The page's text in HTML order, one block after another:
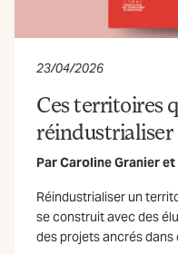
23/04/2026
Ces territoires
réindustrialiser
ParCaroline Granieret
Réindustrialiser un
se construit avec des
des projets ancrés dans